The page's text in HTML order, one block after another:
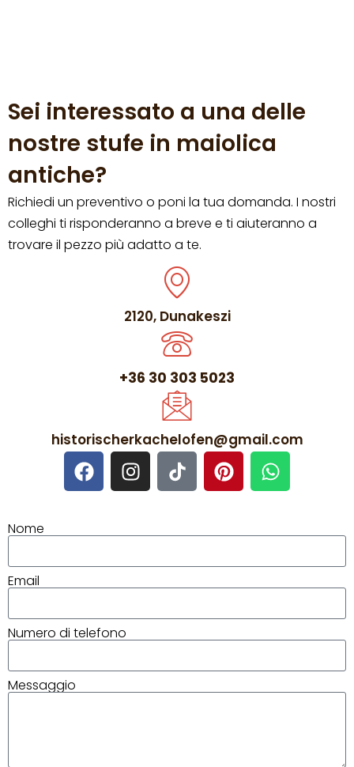
Sei interessato a una delle
nostre stufe in maiolica
antiche?
Richiedi un preventivo o poni la tua domanda. I nostri
colleghi ti risponderanno a breve e ti aiuteranno a
trovare il pezzo più adatto a te.
2120, Dunakeszi
+36 30 303 5023
historischerkachelofen@gmail.com
Nome
Email
Numero di telefono
Messaggio